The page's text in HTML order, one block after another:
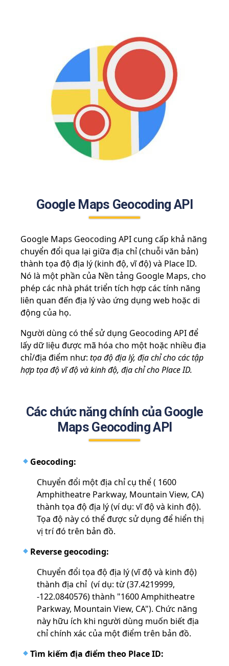
Google Maps Geocoding API
Google Maps Geocoding API cung cấp khả năng
chuyển đổi qua lại giữa địa chỉ (chuỗi văn bản)
thành tọa độ địa lý (kinh độ, vĩ độ) và Place ID.
Nó là một phần của Nền tảng Google Maps, cho
phép các nhà phát triển tích hợp các tính năng
liên quan đến địa lý vào ứng dụng web hoặc di
động của họ.
Người dùng có thể sử dụng Geocoding API để
lấy dữ liệu được mã hóa cho một hoặc nhiều địa
chỉ/địa điểm như:tọa độ địa lý, địa chỉ cho các tập
hợp tọa độ vĩ độ và kinh độ, địa chỉ cho Place ID.
Các chức năng chính của Google
Maps Geocoding API
Geocoding:
Chuyển đổi một địa chỉ cụ thể ( 1600
Amphitheatre Parkway, Mountain View, CA)
thành tọa độ địa lý (ví dụ: vĩ độ và kinh độ).
Tọa độ này có thể được sử dụng để hiển thị
vị trí đó trên bản đồ.
Reverse geocoding:
Chuyển đổi tọa độ địa lý (vĩ độ và kinh độ)
thành địa chỉ (ví dụ: từ (37.4219999,
-122.0840576) thành "1600 Amphitheatre
Parkway, Mountain View, CA"). Chức năng
này hữu ích khi người dùng muốn biết địa
chỉ chính xác của một điểm trên bản đồ.
Tìm kiếm địa điểm theo Place ID: